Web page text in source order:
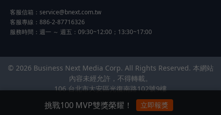
客服信箱： service@bnext.com.tw
客服專線：886-2-87716326
服務時間：週一 ～ 週五：09:30~12:00；13:30~17:00
© 2026 Business Next Media Corp. All Rights Reserved. 本網站
內容未經允許，不得轉載。
106 台北市大安區光復南路102號9樓
挑戰100 MVP雙獎榮耀！ 立即報獎